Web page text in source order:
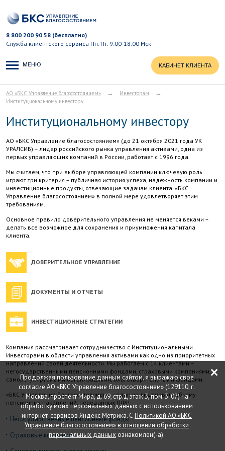
Продолжая пользование данным сайтом, я выражаю свое
согласие АО «БКС Управление благосостоянием» (129110, г.
Москва, проспект Мира, д. 69, стр.1, этаж 3, пом. 3-07) на
обработку моих персональных данных с использованием
интернет-сервисов Яндекс Метрика. С Политикой АО «БКС
Управление благосостоянием» в отношении обработки
персональных данных ознакомлен(-а).
×
8 800 200 90 58 (бесплатно)
Служба клиентского сервиса Пн.-Пт. 9:00-18:00 Мск
КАБИНЕТ КЛИЕНТА
МЕНЮ
АО «БКС Управление благосостоянием» → Инвесторам →
Институциональному инвестору
Институциональному инвестору
АО «БКС Управление благосостоянием» (до 21 октября 2021 года УК
УРАЛСИБ) – лидер российского рынка управления активами, одна из
первых управляющих компаний в России, работает с 1996 года.
Мы считаем, что при выборе управляющей компании ключевую роль
играют три критерия – публичная история успеха, надежность компании и
инвестиционные продукты, отвечающие задачам клиента. «БКС
Управление благосостоянием» в полной мере удовлетворяет этим
требованиям.
Основное правило доверительного управления не меняется веками –
делать все возможное для сохранения и приумножения капитала
клиента.
ДОВЕРИТЕЛЬНОЕ УПРАВЛЕНИЕ
ДОКУМЕНТЫ И ОТЧЕТЫ
ИНВЕСТИЦИОННЫЕ СТРАТЕГИИ
Компания рассматривает сотрудничество с Институциональными
Инвесторами в области управления активами как одно из приоритетных
направлений своей деятельности. Мы работаем с 14 клиентами –
негосударственными пенсионными фондами, страховыми компаниями,
саморегулируемыми организациями, благотворительными фондами.
«БКС Управление благосостоянием» – один из лидеров по объему
пенсионных накоплений, переданных ПФР.
Негосударственные пенсионные фонды
Страховые компании